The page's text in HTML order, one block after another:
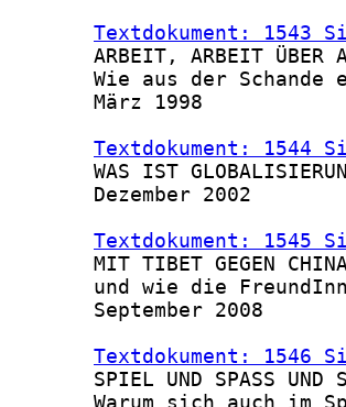
Textdokument:
ARBEIT, ARBEIT ÜBER
Wie aus der Schande
       März 1998
Textdokument:
WAS IST
       Dezember 2002
Textdokument:
       MIT TIBET GEGEN CHINA
und wie die
       September 2008
Textdokument:
SPIEL UND SPASS UND
Warum sich auch im